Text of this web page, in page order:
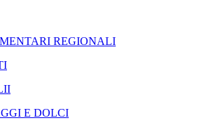
REGIONALI
E DOLCI